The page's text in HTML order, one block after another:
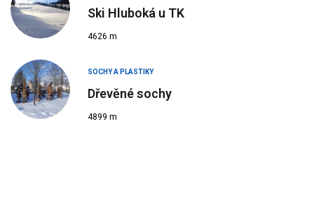
Ski Hluboká u TK
4626 m
SOCHY A PLASTIKY
Dřevěné sochy
4899 m